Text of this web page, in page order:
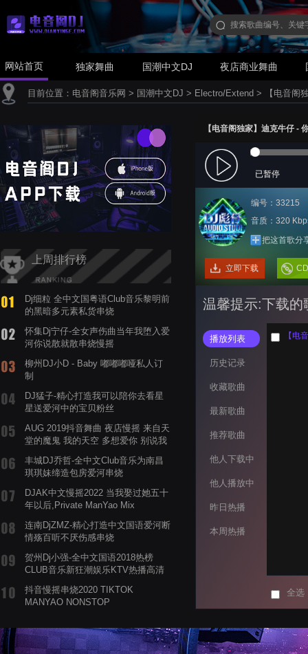
网站首页 独家舞曲 国潮中文DJ 夜店商业舞曲
目前位置： 电音阁音乐网 > 国潮中文DJ > Electro/Extend > 【电音阁
上周排行榜
Dj细粒 全中文国粤语Club音乐黎明前
的黑暗多元素私货串烧
怀集Dj宁仔-全女声伤曲当年我堕入爱
河你说散就散串烧慢摇
柳州DJ小D - Baby 嘟嘟嘟哑私人订
制
DJ猛子-精心打造我可以陪你去看星
星送爱河中的宝贝粉丝
AUG 2019抖音舞曲 夜店慢摇 来自天
堂的魔鬼 我的天空 多想爱你 别说我
丰城DJ乔哲-全中文Club音乐为南昌
琪琪妹缔造包房爱河串烧
DJAK中文慢摇2022 当我娶过她五十
年以后,Private ManYao Mix
连南DjZMZ-精心打造中文国语爱河断
情殇百听不厌伤感串烧
贺州Dj小强-全中文国语2018热榜
CLUB音乐新狂潮娱乐KTV热播高清
抖音慢摇串烧2020 TIKTOK
MANYAO NONSTOP
蝉爸爸妈妈爱存在夏天的风是想你的
声音啊
【电音阁独家】迪克牛仔
已暂停
编号：33215
音质：320
把这首歌分
立即下载
温馨提示:下载的
播放列表
历史记录
收藏歌曲
最新歌曲
推荐歌曲
他人下载中
他人播放中
昨日热播
本周热播
全选